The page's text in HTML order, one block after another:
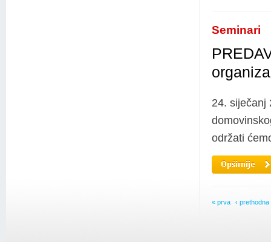
Seminari
24. siječanj
održati
« prva ‹ prethodna